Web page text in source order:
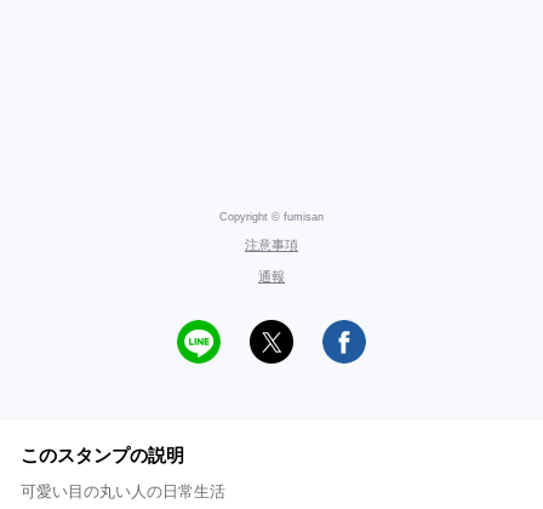
Copyright © fumisan
注意事項
通報
このスタンプの説明
可愛い目の丸い人の日常生活